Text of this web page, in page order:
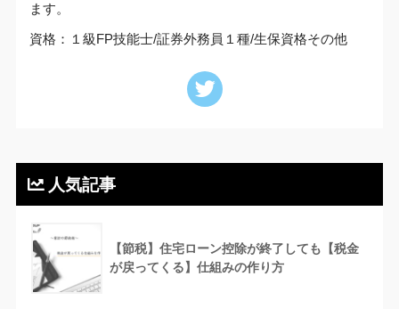
ます。
資格：１級FP技能士/証券外務員１種/生保資格その他
人気記事
【節税】住宅ローン控除が終了しても【税金
が戻ってくる】仕組みの作り方